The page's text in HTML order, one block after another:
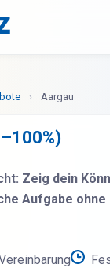
› Aargau
Zeig dein
Aufgabe ohne